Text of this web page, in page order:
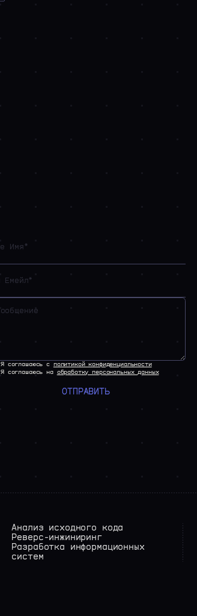
Я соглашаюсь с политикой конфиденциальности
Я соглашаюсь на обработку персональных данных
ОТПРАВИТЬ
Анализ исходного кода
Реверс-инжиниринг
Разработка информационных
систем